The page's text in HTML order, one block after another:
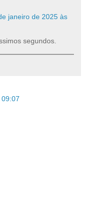
janeiro de 2025 às
segundos.